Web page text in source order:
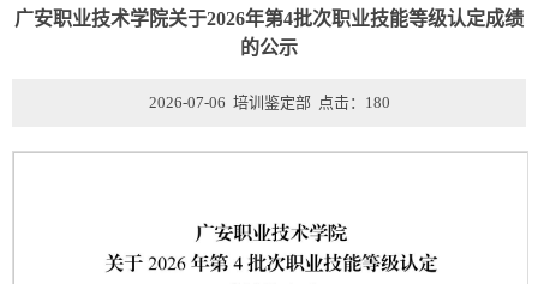
广安职业技术学院关于2026年第4批次职业技能等级认定成绩
的公示
2026-07-06 培训鉴定部 点击： 180